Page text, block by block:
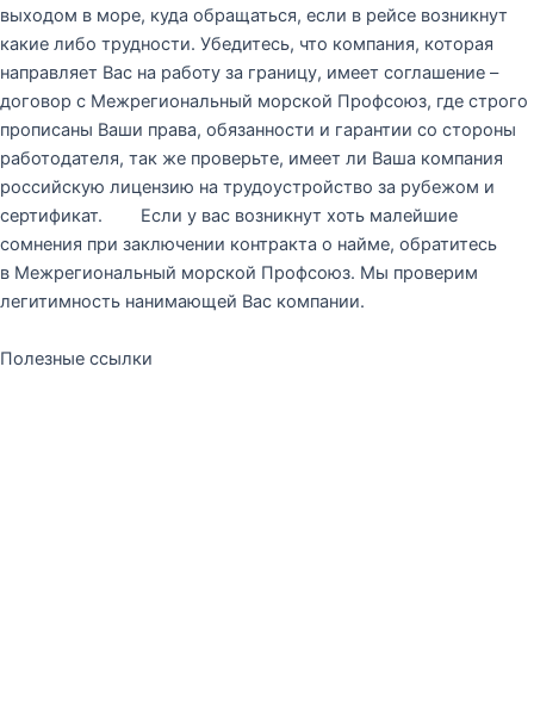
выходом в море, куда обращаться, если в рейсе возникнут
какие либо трудности. Убедитесь, что компания, которая
направляет Вас на работу за границу, имеет соглашение –
договор с Межрегиональный морской Профсоюз, где строго
прописаны Ваши права, обязанности и гарантии со стороны
работодателя, так же проверьте, имеет ли Ваша компания
российскую лицензию на трудоустройство за рубежом и
сертификат. Если у вас возникнут хоть малейшие
сомнения при заключении контракта о найме, обратитесь
в Межрегиональный морской Профсоюз. Мы проверим
легитимность нанимающей Вас компании.
Полезные ссылки